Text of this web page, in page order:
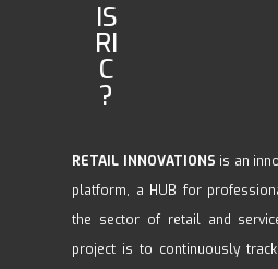
IS
RI
C
?
RETAIL INNOVATIONS is an
platform, a HUB for
the sector of retail and
project is to continuously